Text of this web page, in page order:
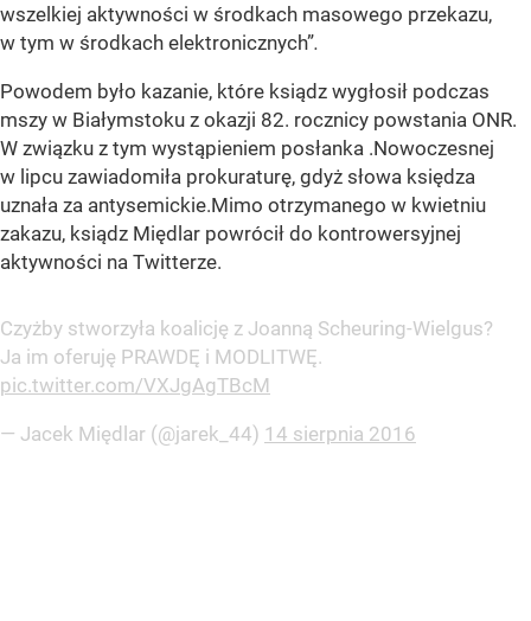
wszelkiej aktywności w środkach masowego przekazu,
w tym w środkach elektronicznych”.
Powodem było kazanie, które ksiądz wygłosił podczas
mszy w Białymstoku z okazji 82. rocznicy powstania ONR.
W związku z tym wystąpieniem posłanka .Nowoczesnej
w lipcu zawiadomiła prokuraturę, gdyż słowa księdza
uznała za antysemickie.Mimo otrzymanego w kwietniu
zakazu, ksiądz Międlar powrócił do kontrowersyjnej
aktywności na Twitterze.
Czyżby stworzyła koalicję z Joanną Scheuring-Wielgus?
Ja im oferuję PRAWDĘ i MODLITWĘ.
pic.twitter.com/VXJgAgTBcM
— Jacek Międlar (@jarek_44) 14 sierpnia 2016